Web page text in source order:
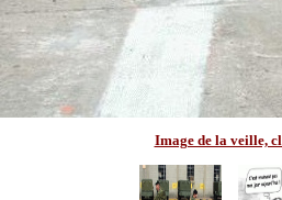
Image de la veille,